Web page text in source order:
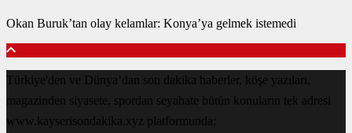
Okan Buruk’tan olay kelamlar: Konya’ya gelmek istemedi
Türkiye'den ve Dünya’dan son dakika haberler, köşe yazıları,
magazinden siyasete, spordan seyahate bütün konuların tek adresi
www.kayserisondakika.xyz platformunda;